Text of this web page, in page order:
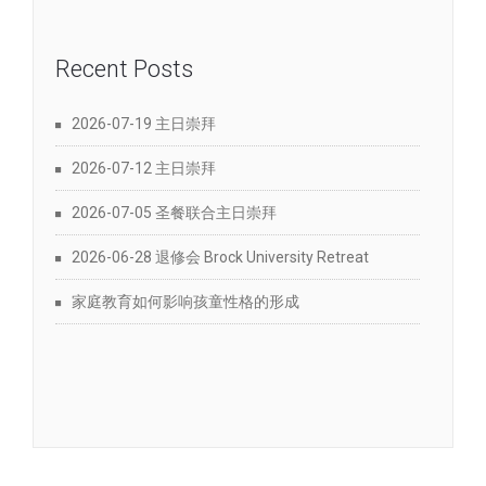
Recent Posts
2026-07-19 主日崇拜
2026-07-12 主日崇拜
2026-07-05 圣餐联合主日崇拜
2026-06-28 退修会 Brock University Retreat
家庭教育如何影响孩童性格的形成